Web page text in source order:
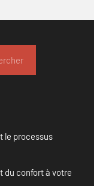
le processus
du confort à votre